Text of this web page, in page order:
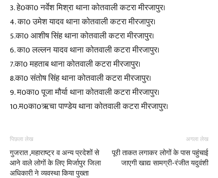
3. हे0का0 नर्वेश मिश्रा थाना कोतवाली कटरा मीरजापुर।
4. का0 उमेश यादव थाना कोतवाली कटरा मीरजापुर।
5.का0 आशीष सिंह थाना कोतवाली कटरा मीरजापुर।
6. का0 लल्लन यादव थाना कोतवाली कटरा मीरजापुर।
7.का0 महताब थाना कोतवाली कटरा मीरजापुर।
8.का0 संतोष सिंह थाना कोतवाली कटरा मीरजापुर।
9. म0का0 पूजा मौर्या थाना कोतवाली कटरा मीरजापुर।
10.म0का0ऋचा पाण्डेय थाना कोतवाली कटरा मीरजापुर।
पिछला लेख
गुजरात ,महाराष्ट्र व अन्य प्रदेशों से
आने वाले लोगों के लिए मिर्जापुर जिला
अधिकारी ने व्यवस्था किया पुख्ता
अगला लेख
पूरी ताकत लगाकर लोगों के पास पहुंचाई
जाएगी खाद्य सामग्री-रंजीत यदुवंशी